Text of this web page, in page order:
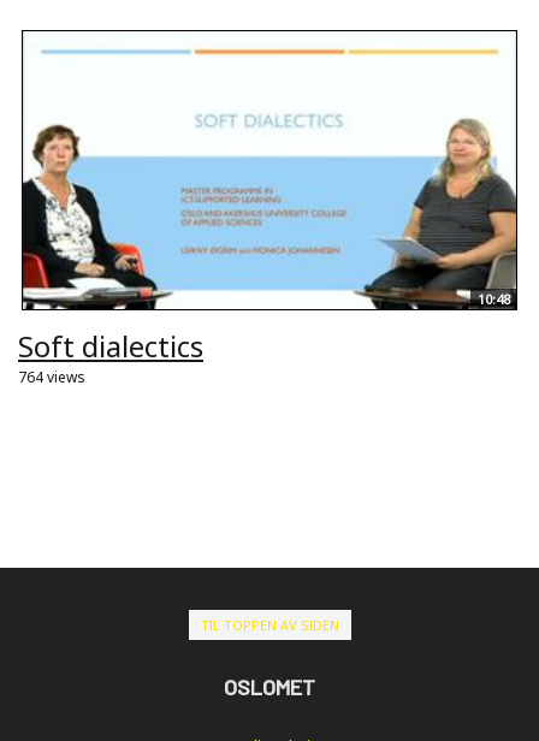
10:48
Soft dialectics
764 views
TIL TOPPEN AV SIDEN
OSLOMET